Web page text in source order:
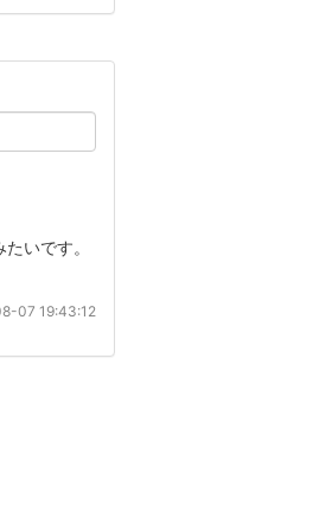
いです。
07 19:43:12